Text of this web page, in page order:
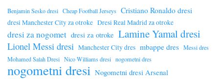
Benjamin Sesko dresi Cheap Football Jerseys Cristiano Ronaldo dresi
dresi Manchester City za otroke Dresi Real Madrid za otroke
dresi za nogomet dresi za otroke Lamine Yamal dresi
Lionel Messi dresi Manchester City dres mbappe dres Messi dres
Mohamed Salah Dresi Nico Williams dresi nogometni dres
nogometni dresi Nogometni dresi Arsenal